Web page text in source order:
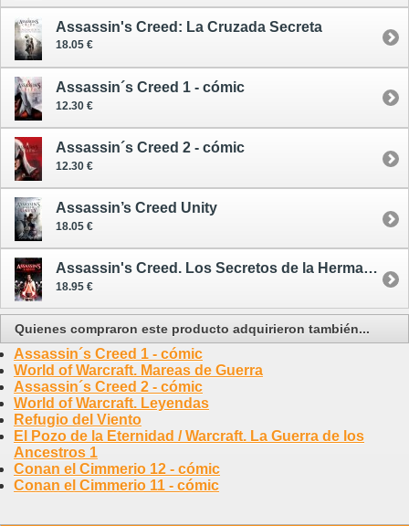
Assassin's Creed: La Cruzada Secreta
18.05 €
Assassin´s Creed 1 - cómic
12.30 €
Assassin´s Creed 2 - cómic
12.30 €
Assassin’s Creed Unity
18.05 €
Assassin's Creed. Los Secretos de la Hermandad
18.95 €
Quienes compraron este producto adquirieron también...
Assassin´s Creed 1 - cómic
World of Warcraft. Mareas de Guerra
Assassin´s Creed 2 - cómic
World of Warcraft. Leyendas
Refugio del Viento
El Pozo de la Eternidad / Warcraft. La Guerra de los
Ancestros 1
Conan el Cimmerio 12 - cómic
Conan el Cimmerio 11 - cómic